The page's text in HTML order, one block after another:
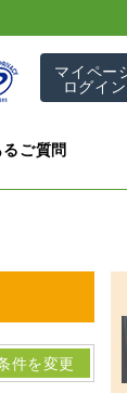
マイペー
ログイン
ご質問
件を変更